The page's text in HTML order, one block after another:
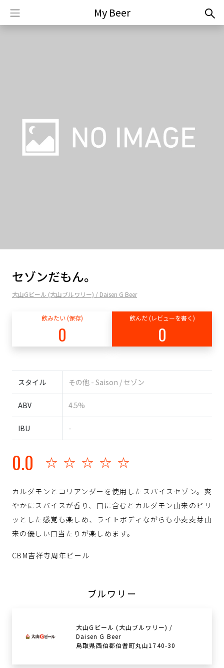
My Beer
セゾンだもん。
大山Gビール (大山ブルワリー) / Daisen G Beer
飲みたい (保存)
0
飲んだ (レビューを書く)
0
スタイル その他 - Saison / セゾン
ABV 4.5%
IBU -
0.0 ☆☆☆☆☆
カルダモンとコリアンダーを使用したスパイスセゾン。爽
やかにスパイスが香り、口に含むとカルダモン由来のピリ
ッとした感覚も楽しめ、ライトボディながらも小麦麦芽由
来の優しい口当たりが楽しめます。
CBM吉祥寺周年ビール
ブルワリー
大山Gビール (大山ブルワリー) /
Daisen G Beer
鳥取県西伯郡伯耆町丸山1740-30